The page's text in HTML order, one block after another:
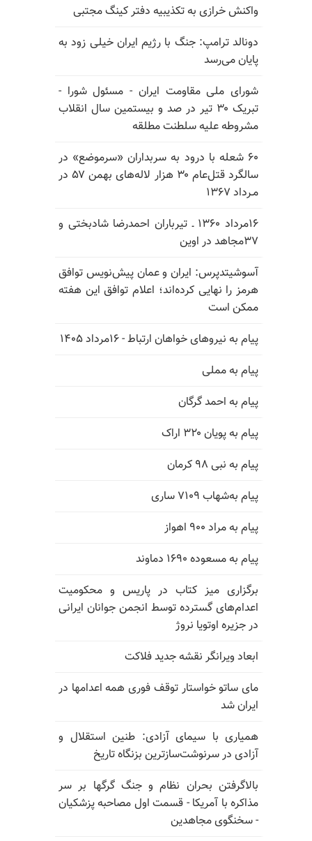
واکنش خرازی به تکذیبیه دفتر کینگ مجتبی
دونالد ترامپ: جنگ با رژیم ایران خیلی زود به
پایان می‌رسد
شورای ملی مقاومت ایران - مسئول شورا -
تبریک ۳۰ تیر در صد و بیستمین سال انقلاب
مشروطه علیه سلطنت مطلقه
۶۰ شعله با درود به سربداران «سرموضع» در
سالگرد قتل‌عام ۳۰ هزار لاله‌های بهمن ۵۷ در
مـرداد ۱۳۶۷
۱۶مرداد ۱۳۶۰ ـ تیرباران احمدرضا شادبختی و
۳۷مجاهد در اوین
آسوشیتدپرس: ایران و عمان پیش‌نویس توافق
هرمز را نهایی کرده‌اند؛ اعلام توافق این هفته
ممکن است
پیام به نیروهای خواهان ارتباط - ۱۶مرداد ۱۴۰۵
پیام به مملی
پیام به احمد گرگان
پیام به پویان ۳۲۰ اراک
پیام به نبی ۹۸ کرمان
پیام به‌شهاب ۷۱۰۹ ساری
پیام به مراد ۹۰۰ اهواز
پیام به مسعوده ۱۶۹۰ دماوند
برگزاری میز کتاب در پاریس و محکومیت
اعدام‌های گسترده توسط انجمن جوانان ایرانی
در جزیره اوتویا نروژ
ابعاد ویرانگر نقشه جدید فلاکت
مای ساتو خواستار توقف فوری همه اعدامها در
ایران شد
همیاری با سیمای آزادی: طنین استقلال و
آزادی در سرنوشت‌سازترین بزنگاه تاریخ
بالا‌گرفتن بحران نظام و جنگ گرگها بر سر
مذاکره با آمریکا - قسمت اول مصاحبه پزشکیان
- سخنگوی مجاهدین